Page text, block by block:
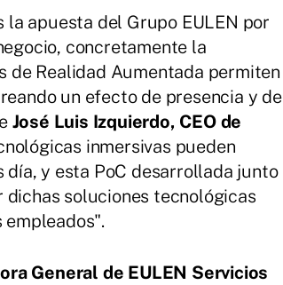
la apuesta del Grupo EULEN por
concretamente la
de Realidad Aumentada permiten
un efecto de presencia y de
José Luis Izquierdo, CEO de
inmersivas pueden
y esta PoC desarrollada junto
dichas soluciones tecnológicas
General de EULEN Servicios